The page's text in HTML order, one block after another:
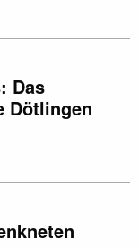
Das
Dötlingen